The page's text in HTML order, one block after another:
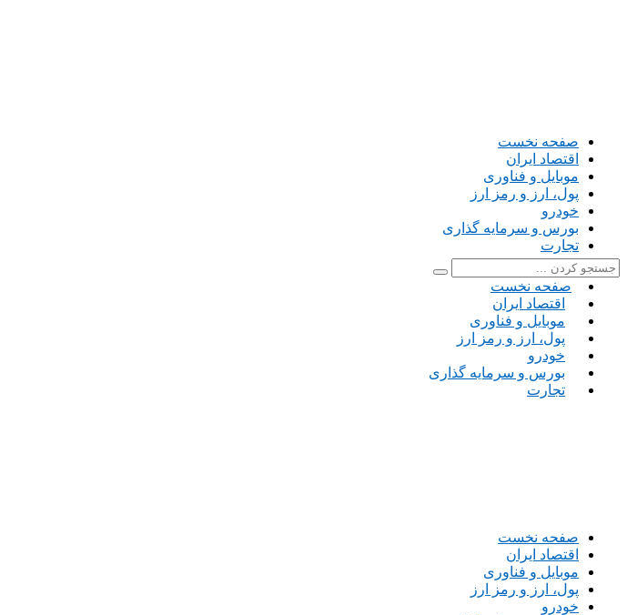
صفحه نخست
اقتصاد ایران
موبایل و فناوری
پول، ارز و رمز ارز
خودرو
بورس و سرمایه گذاری
تجارت
صفحه نخست
اقتصاد ایران
موبایل و فناوری
پول، ارز و رمز ارز
خودرو
بورس و سرمایه گذاری
تجارت
صفحه نخست
اقتصاد ایران
موبایل و فناوری
پول، ارز و رمز ارز
خودرو